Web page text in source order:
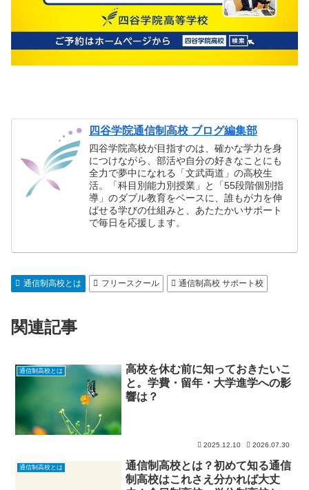
四谷学院通信制高校 ブログ編集部
四谷学院高校が目指すのは、確かな学力を身
につけながら、部活や自分の好きなことにも
全力で夢中になれる「文武両道」の高校生
活。「科目別能力別授業」と「55段階個別指
導」のダブル教育をベースに、誰もが力を伸
ばせる学びの仕組みと、あたたかいサポート
で毎日を応援します。
通信制高校とは フリースクール 通信制高校 サポート校
関連記事
通信制高校とは
高校を休む前に知っておきたいこ
と。学費・留年・大学進学への影
響は？
2025.12.10 2026.07.30
通信制高校とは
通信制高校とは？初めて知る通信
制高校はこれさえ分かれば大丈